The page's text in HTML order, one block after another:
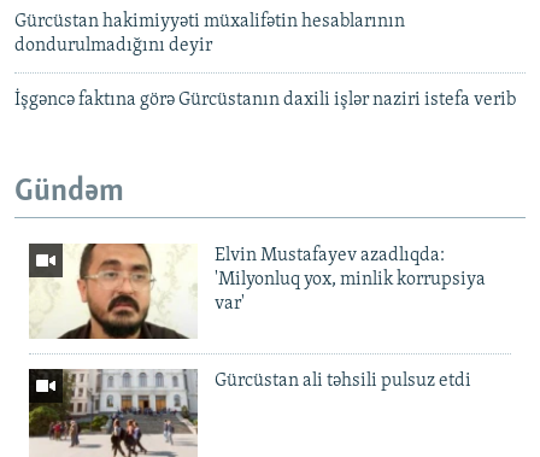
Gürcüstan hakimiyyəti müxalifətin hesablarının
dondurulmadığını deyir
İşgəncə faktına görə Gürcüstanın daxili işlər naziri istefa verib
Gündəm
Elvin Mustafayev azadlıqda:
'Milyonluq yox, minlik korrupsiya
var'
Gürcüstan ali təhsili pulsuz etdi